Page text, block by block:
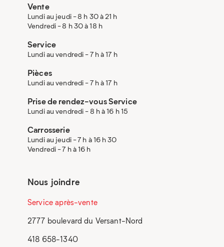
Vente
Lundi au jeudi - 8 h 30 à 21 h
Vendredi - 8 h 30 à 18 h
Service
Lundi au vendredi - 7 h à 17 h
Pièces
Lundi au vendredi - 7 h à 17 h
Prise de rendez-vous Service
Lundi au vendredi - 8 h à 16 h 15
Carrosserie
Lundi au jeudi - 7 h à 16 h 30
Vendredi - 7 h à 16 h
Nous joindre
Service après-vente
2777 boulevard du Versant-Nord
418 658-1340